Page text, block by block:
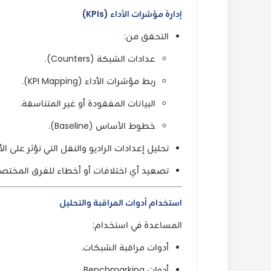
إدارة مؤشرات الأداء (KPIs)
التحقق من:
عدادات الشبكة (Counters).
ربط مؤشرات الأداء (KPI Mapping).
البيانات المفقودة أو غير المتناسقة.
خطوط الأساس (Baseline).
تحليل إعدادات الراديو والنقل التي تؤثر على
تصعيد أي اختلافات أو أخطاء للفرق
استخدام أدوات المراقبة والتحليل
المساعدة في استخدام:
أدوات مراقبة الشبكات.